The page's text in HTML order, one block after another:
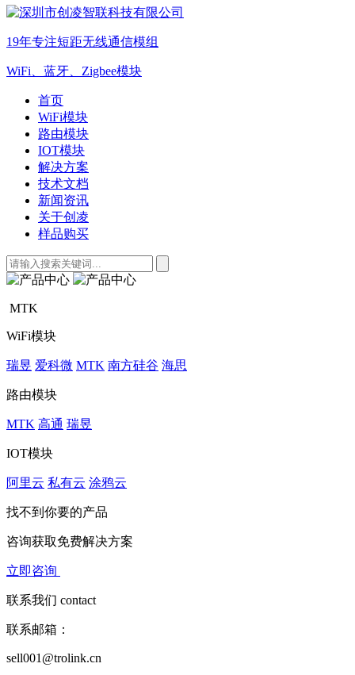
19年专注短距无线通信模组
WiFi、蓝牙、Zigbee模块
首页
WiFi模块
路由模块
IOT模块
解决方案
技术文档
新闻资讯
关于创凌
样品购买
MTK
WiFi模块
瑞昱 爱科微 MTK 南方硅谷 海思
路由模块
MTK 高通 瑞昱
IOT模块
阿里云 私有云 涂鸦云
找不到你要的产品
咨询获取免费解决方案
立即咨询
联系我们 contact
联系邮箱：
sell001@trolink.cn